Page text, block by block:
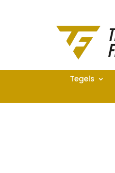
Tegels